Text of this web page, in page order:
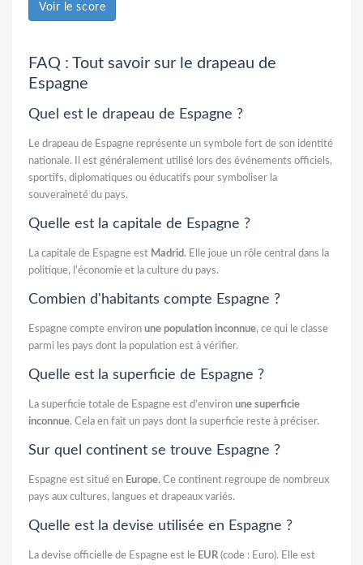
Voir le score
FAQ : Tout savoir sur le drapeau de
Espagne
Quel est le drapeau de Espagne ?
Le drapeau de Espagne représente un symbole fort de son identité
nationale. Il est généralement utilisé lors des événements officiels,
sportifs, diplomatiques ou éducatifs pour symboliser la
souveraineté du pays.
Quelle est la capitale de Espagne ?
La capitale de Espagne est Madrid . Elle joue un rôle central dans la
politique, l'économie et la culture du pays.
Combien d'habitants compte Espagne ?
Espagne compte environ une population inconnue, ce qui le classe
parmi les pays dont la population est à vérifier.
Quelle est la superficie de Espagne ?
La superficie totale de Espagne est d’environ une superficie
inconnue. Cela en fait un pays dont la superficie reste à préciser.
Sur quel continent se trouve Espagne ?
Espagne est situé en Europe. Ce continent regroupe de nombreux
pays aux cultures, langues et drapeaux variés.
Quelle est la devise utilisée en Espagne ?
La devise officielle de Espagne est le EUR (code : Euro). Elle est